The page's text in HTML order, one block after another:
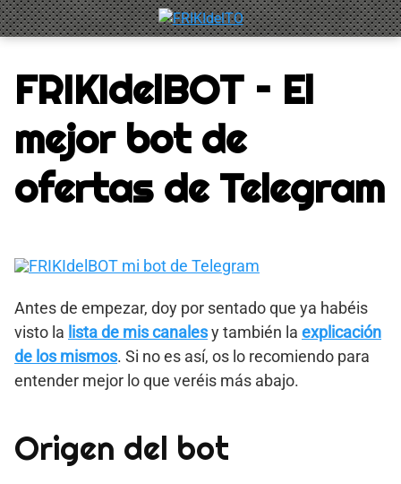
Saltar
al
FRIKIdelBOT – El
mejor bot de
ofertas de Telegram
Antes de empezar, doy por sentado que ya habéis
visto la lista de mis canalesy también la explicación
de los mismos. Si no es así, os lo recomiendo para
entender mejor lo que veréis más abajo.
Origen del bot